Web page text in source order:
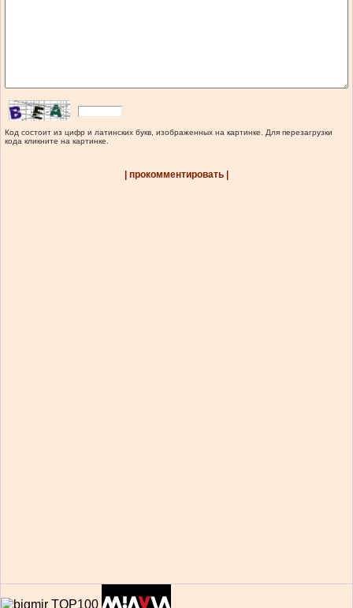
Код состоит из цифр и латинских букв, изображенных на картинке. Для перезагрузки
кода кликните на картинке.
| прокомментировать |